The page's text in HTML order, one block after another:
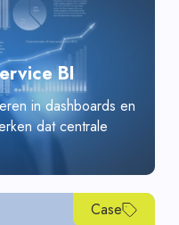
BI
in dashboards en
dat centrale
Case